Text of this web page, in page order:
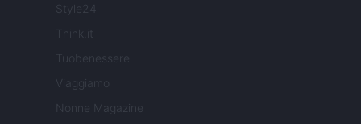
Style24
Think.it
Tuobenessere
Viaggiamo
Nonne Magazine